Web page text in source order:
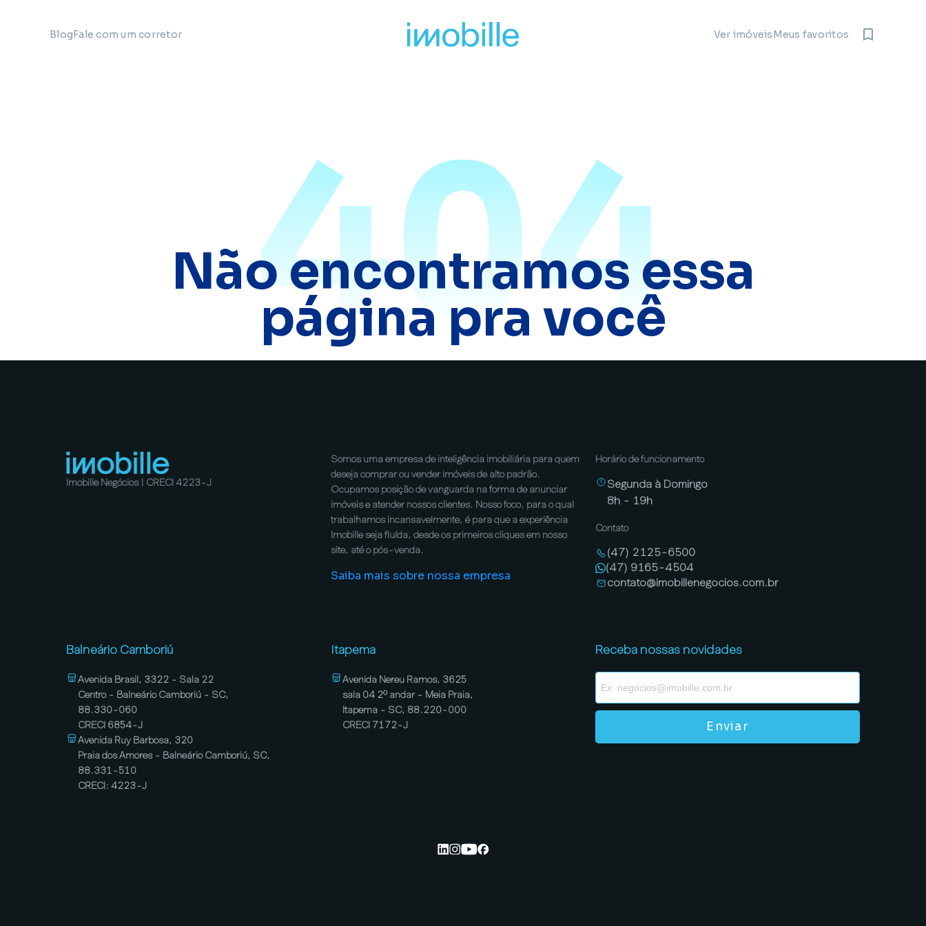
BlogFale com um corretor Ver imóveisMeus favoritos
404
Não encontramos essa
página pra você
Imobille Negócios | CRECI 4223-J
Somos uma empresa de inteligência imobiliária para quem
deseja comprar ou vender imóveis de alto padrão.
Ocupamos posição de vanguarda na forma de anunciar
imóveis e atender nossos clientes. Nosso foco, para o qual
trabalhamos incansavelmente, é para que a experiência
Imobille seja fluída, desde os primeiros cliques em nosso
site, até o pós-venda.
Saiba mais sobre nossa empresa
Horário de funcionamento
Segunda à Domingo
8h - 19h
Contato
(47) 2125-6500
(47) 9165-4504
contato@imobillenegocios.com.br
Balneário Camboriú
Avenida Brasil, 3322 - Sala 22
Centro - Balneário Camboriú - SC,
88.330-060
CRECI 6854-J
Avenida Ruy Barbosa, 320
Praia dos Amores - Balneário Camboriú, SC,
88.331-510
CRECI: 4223-J
Itapema
Avenida Nereu Ramos, 3625
sala 04 2º andar - Meia Praia,
Itapema - SC, 88.220-000
CRECI 7172-J
Receba nossas novidades
Enviar